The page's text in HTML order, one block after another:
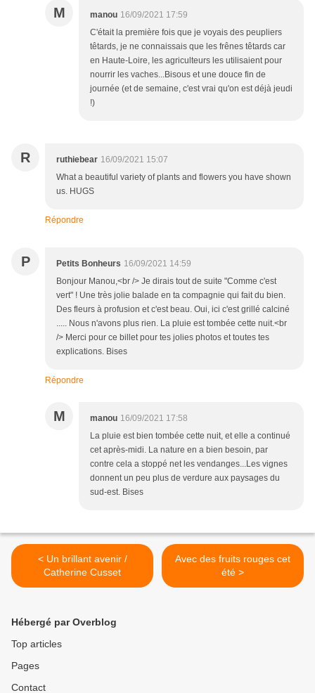
M manou 16/09/2021 17:59
C'était la première fois que je voyais des peupliers
têtards, je ne connaissais que les frênes têtards car
en Haute-Loire, les agriculteurs les utilisaient pour
nourrir les vaches...Bisous et une douce fin de
journée (et de semaine, c'est vrai qu'on est déjà jeudi
!)
R ruthiebear 16/09/2021 15:07
What a beautiful variety of plants and flowers you have shown
us. HUGS
Répondre
P Petits Bonheurs 16/09/2021 14:59
Bonjour Manou,<br /> Je dirais tout de suite "Comme c'est
vert" ! Une très jolie balade en ta compagnie qui fait du bien.
Des fleurs à profusion et c'est beau. Oui, ici c'est grillé calciné
..... Nous n'avons plus rien. La pluie est tombée cette nuit.<br
/> Merci pour ce billet pour tes jolies photos et toutes tes
explications. Bises
Répondre
M manou 16/09/2021 17:58
La pluie est bien tombée cette nuit, et elle a continué
cet après-midi. La nature en a bien besoin, par
contre cela a stoppé net les vendanges...Les vignes
donnent un peu plus de verdure aux paysages du
sud-est. Bises
< Un brillant avenir /
Catherine Cusset
Avec des fruits rouges cet
été >
Hébergé par Overblog
Top articles
Pages
Contact